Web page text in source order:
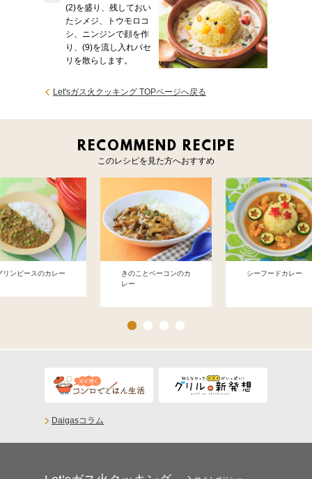
(2)を盛り、残しておい
たシメジ、トウモロコ
シ、ニンジンで顔を作
り、(9)を流し入れパセ
リを散らします。
Let'sガス火クッキング TOPページへ戻る
RECOMMEND RECIPE
このレシピを見た方へおすすめ
リンピースのカレー
きのことベーコンのカ
レー
シーフードカレー
Daigasコラム